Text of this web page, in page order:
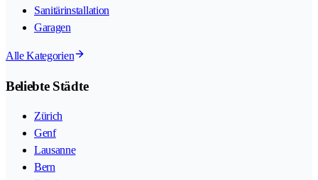
Sanitärinstallation
Garagen
Alle Kategorien
Beliebte Städte
Zürich
Genf
Lausanne
Bern